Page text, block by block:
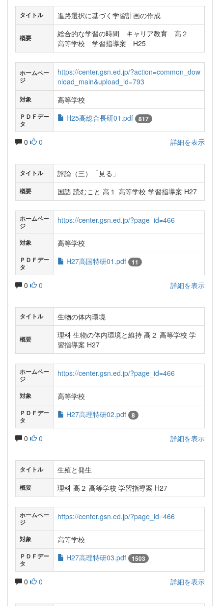
タイトル 進路選択に基づく学習計画の作成
概要
総合的な学習の時間 キャリア教育 高２
高等学校 学習指導案 H25
ホームペー
ジ
https://center.gsn.ed.jp/?action=common_dow
nload_main&upload_id=793
対象 高等学校
ＰＤＦデー
タ
H25高総合長研01.pdf 817
0 0 詳細を表示
タイトル 評論（三）「見る」
概要 国語 読むこと 高１ 高等学校 学習指導案 H27
ホームペー
ジ
https://center.gsn.ed.jp/?page_id=466
対象 高等学校
ＰＤＦデー
タ
H27高国特研01.pdf 11
0 0 詳細を表示
タイトル 生物の体内環境
概要
理科 生物の体内環境と維持 高２ 高等学校 学
習指導案 H27
ホームペー
ジ
https://center.gsn.ed.jp/?page_id=466
対象 高等学校
ＰＤＦデー
タ
H27高理特研02.pdf 8
0 0 詳細を表示
タイトル 生殖と発生
概要 理科 高２ 高等学校 学習指導案 H27
ホームペー
ジ
https://center.gsn.ed.jp/?page_id=466
対象 高等学校
ＰＤＦデー
タ
H27高理特研03.pdf 1503
0 0 詳細を表示